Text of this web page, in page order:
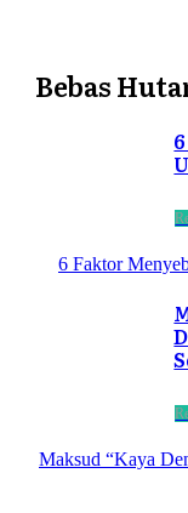
Bebas
6 Faktor
Maksud “Kaya